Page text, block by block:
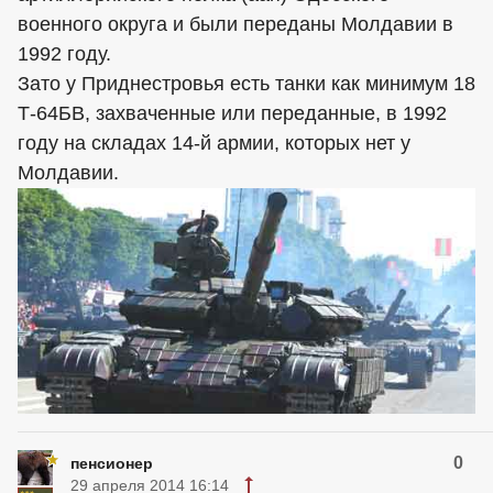
военного округа и были переданы Молдавии в
1992 году.
Зато у Приднестровья есть танки как минимум 18
Т-64БВ, захваченные или переданные, в 1992
году на складах 14-й армии, которых нет у
Молдавии.
пенсионер 0
29 апреля 2014 16:14